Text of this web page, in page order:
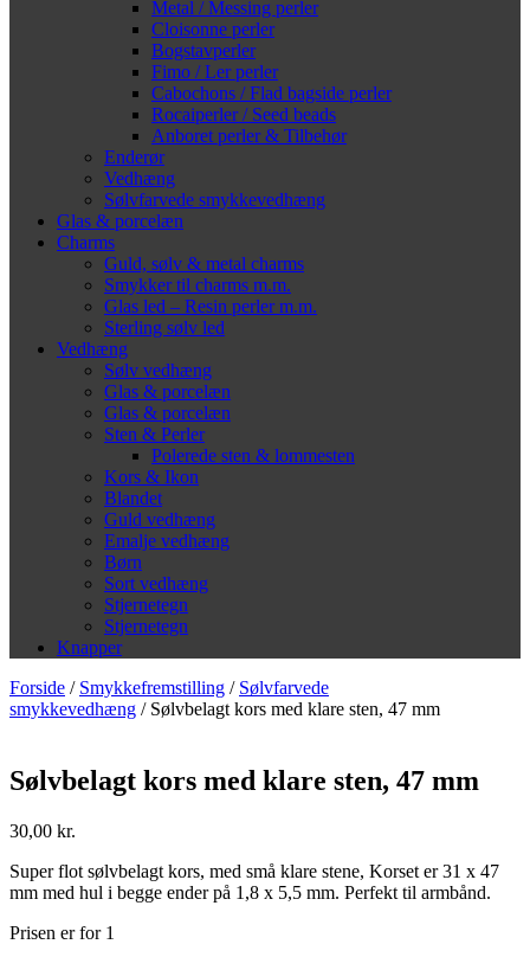
Metal / Messing perler
Cloisonne perler
Bogstavperler
Fimo / Ler perler
Cabochons / Flad bagside perler
Rocaiperler / Seed beads
Anboret perler & Tilbehør
Enderør
Vedhæng
Sølvfarvede smykkevedhæng
Glas & porcelæn
Charms
Guld, sølv & metal charms
Smykker til charms m.m.
Glas led – Resin perler m.m.
Sterling sølv led
Vedhæng
Sølv vedhæng
Glas & porcelæn
Glas & porcelæn
Sten & Perler
Polerede sten & lommesten
Kors & Ikon
Blandet
Guld vedhæng
Emalje vedhæng
Børn
Sort vedhæng
Stjernetegn
Stjernetegn
Knapper
Forside / Smykkefremstilling / Sølvfarvede
smykkevedhæng / Sølvbelagt kors med klare sten, 47 mm
Sølvbelagt kors med klare sten, 47 mm
30,00 kr.
Super flot sølvbelagt kors, med små klare stene, Korset er 31 x 47
mm med hul i begge ender på 1,8 x 5,5 mm. Perfekt til armbånd.
Prisen er for 1